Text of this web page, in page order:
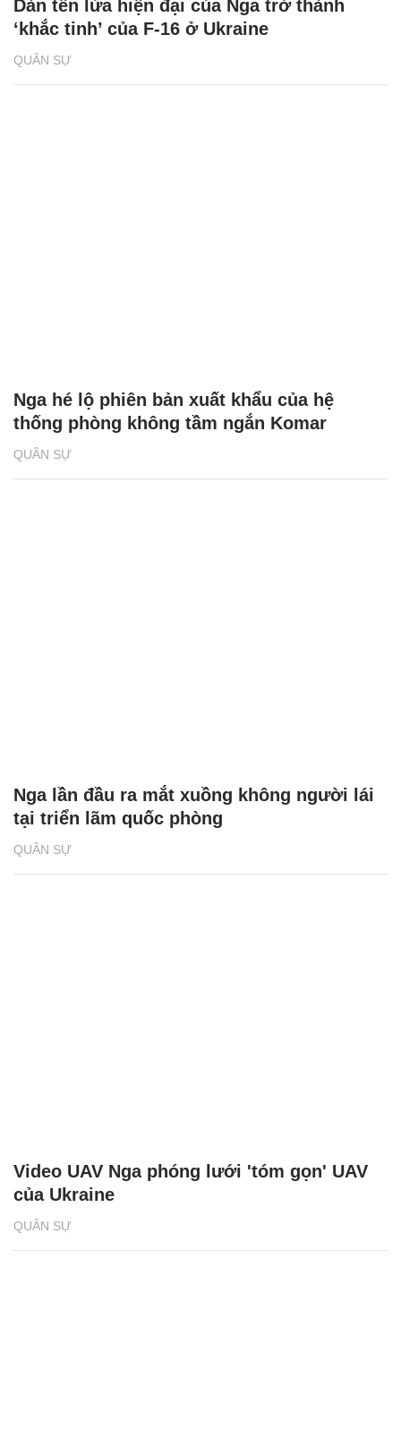
QUÂN SỰ
Dàn tên lửa hiện đại của Nga trở thành
‘khắc tinh’ của F-16 ở Ukraine
QUÂN SỰ
Nga hé lộ phiên bản xuất khẩu của hệ
thống phòng không tầm ngắn Komar
QUÂN SỰ
Nga lần đầu ra mắt xuồng không người lái
tại triển lãm quốc phòng
QUÂN SỰ
Video UAV Nga phóng lưới 'tóm gọn' UAV
của Ukraine